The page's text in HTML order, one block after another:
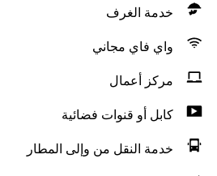
خدمة الغرف
واي فاي مجاني
مركز أعمال
كابل أو قنوات فضائية
خدمة النقل من وإلى المطار